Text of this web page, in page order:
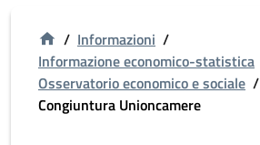
/ Informazioni /
Informazione economico-statistica
Osservatorio economico e sociale /
Congiuntura Unioncamere